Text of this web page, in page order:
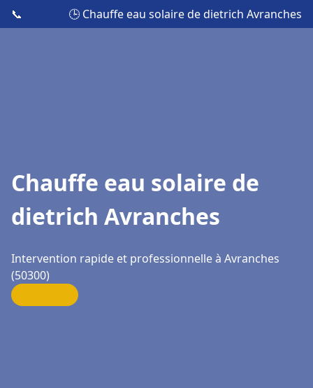
📞 🕒 Chauffe eau solaire de dietrich Avranches
Chauffe eau solaire de
dietrich Avranches
Intervention rapide et professionnelle à Avranches
(50300)